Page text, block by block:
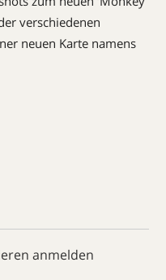
verschiedenen
neuen Karte namens
anmelden